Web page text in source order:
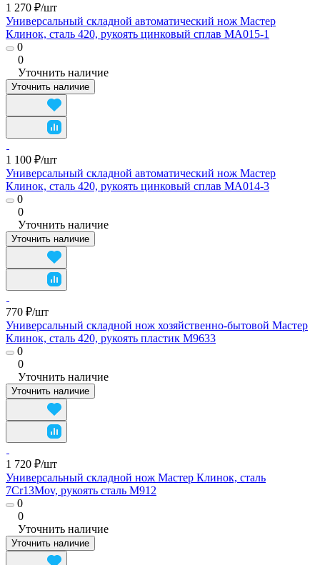
1 270 ₽/шт
Универсальный складной автоматический нож Мастер
Клинок, сталь 420, рукоять цинковый сплав MA015-1
0
0
Уточнить наличие
Уточнить наличие
1 100 ₽/шт
Универсальный складной автоматический нож Мастер
Клинок, сталь 420, рукоять цинковый сплав MA014-3
0
0
Уточнить наличие
Уточнить наличие
770 ₽/шт
Универсальный складной нож хозяйственно-бытовой Мастер
Клинок, сталь 420, рукоять пластик M9633
0
0
Уточнить наличие
Уточнить наличие
1 720 ₽/шт
Универсальный складной нож Мастер Клинок, сталь
7Cr13Mov, рукоять сталь M912
0
0
Уточнить наличие
Уточнить наличие